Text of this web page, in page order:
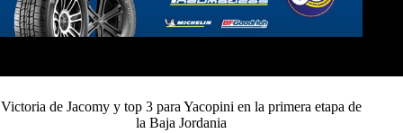
Victoria de Jacomy y top 3 para Yacopini en la primera etapa de
la Baja Jordania